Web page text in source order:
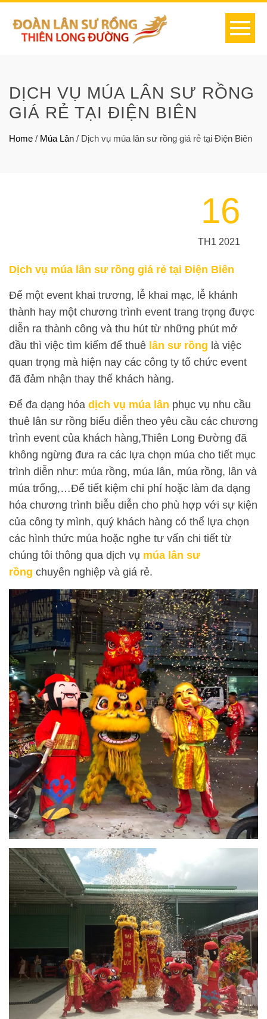
DỊCH VỤ MÚA LÂN SƯ RỒNG
GIÁ RẺ TẠI ĐIỆN BIÊN
Home / Múa Lân / Dịch vụ múa lân sư rồng giá rẻ tại Điện Biên
16
TH1 2021
Dịch vụ múa lân sư rồng giá rẻ tại Điện Biên
Để một event khai trương, lễ khai mạc, lễ khánh
thành hay một chương trình event trang trọng được
diễn ra thành công và thu hút từ những phút mở
đầu thì việc tìm kiếm để thuê lân sư rồng là việc
quan trọng mà hiện nay các công ty tổ chức event
đã đảm nhận thay thế khách hàng.
Để đa dạng hóa dịch vụ múa lân phục vụ nhu cầu
thuê lân sư rồng biểu diễn theo yêu cầu các chương
trình event của khách hàng,Thiên Long Đường đã
không ngừng đưa ra các lựa chọn múa cho tiết mục
trình diễn như: múa rồng, múa lân, múa rồng, lân và
múa trống,…Để tiết kiệm chi phí hoặc làm đa dạng
hóa chương trình biễu diễn cho phù hợp với sự kiện
của công ty mình, quý khách hàng có thể lựa chọn
các hình thức múa hoặc nghe tư vấn chi tiết từ
chúng tôi thông qua dịch vụ múa lân sư
rồng chuyên nghiệp và giá rẻ.